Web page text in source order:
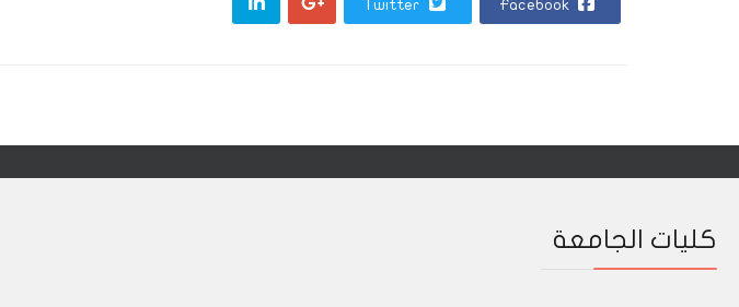
كليات الجامعة